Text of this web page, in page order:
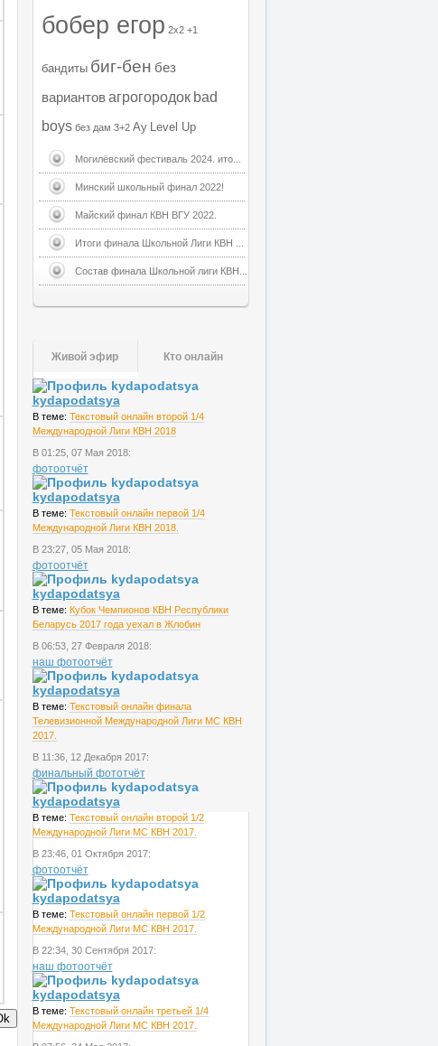
бобер егор 2х2 +1
бандиты биг-бен без
вариантов агрогородок bad
boys без дам 3+2 Ау Level Up
Могилёвский фестиваль 2024. ито...
Минский школьный финал 2022!
Майский финал КВН ВГУ 2022.
Итоги финала Школьной Лиги КВН ...
Состав финала Школьной лиги КВН...
Живой эфир Кто онлайн
kydapodatsya
В теме: Текстовый онлайн второй 1/4
Международной Лиги КВН 2018
В 01:25, 07 Мая 2018:
фотоотчёт
kydapodatsya
В теме: Текстовый онлайн первой 1/4
Международной Лиги КВН 2018.
В 23:27, 05 Мая 2018:
фотоотчёт
kydapodatsya
В теме: Кубок Чемпионов КВН Республики
Беларусь 2017 года уехал в Жлобин
В 06:53, 27 Февраля 2018:
наш фотоотчёт
kydapodatsya
В теме: Текстовый онлайн финала
Телевизионной Международной Лиги МС КВН
2017.
В 11:36, 12 Декабря 2017:
финальный фототчёт
kydapodatsya
В теме: Текстовый онлайн второй 1/2
Международной Лиги МС КВН 2017.
В 23:46, 01 Октября 2017:
фотоотчёт
kydapodatsya
В теме: Текстовый онлайн первой 1/2
Международной Лиги МС КВН 2017.
В 22:34, 30 Сентября 2017:
наш фотоотчёт
kydapodatsya
В теме: Текстовый онлайн третьей 1/4
Международной Лиги МС КВН 2017.